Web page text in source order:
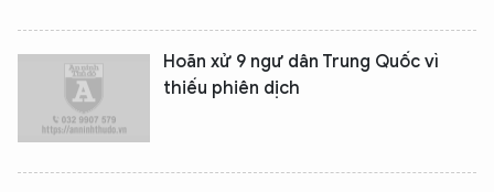
Hoãn xử 9 ngư dân Trung Quốc vì
thiếu phiên dịch